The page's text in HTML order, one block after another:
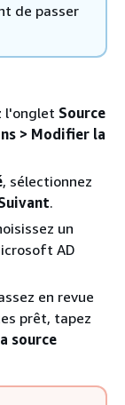
de passer
l'onglet Source
> Modifier la
, sélectionnez
.
un
AD
en revue
prêt, tapez
source